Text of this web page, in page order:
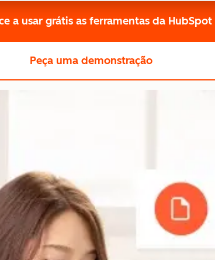
a usar grátis as ferramentas da HubSpot
Peça uma demonstração